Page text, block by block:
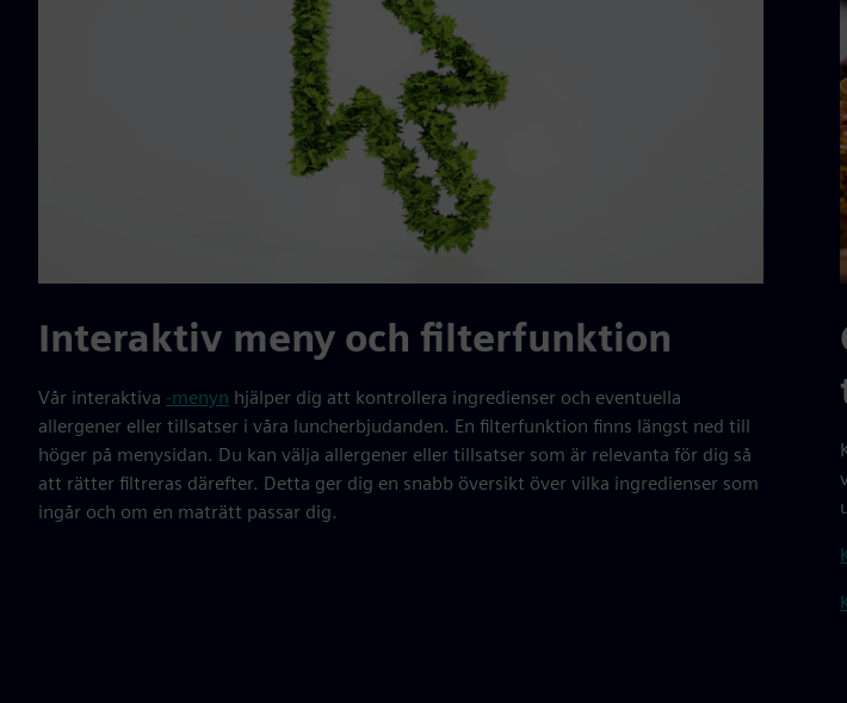
Interaktiv meny och filterfunktion
Vår interaktiva -menyn hjälper dig att kontrollera ingredienser och eventuella
allergener eller tillsatser i våra luncherbjudanden. En filterfunktion finns längst ned till
höger på menysidan. Du kan välja allergener eller tillsatser som är relevanta för dig så
att rätter filtreras därefter. Detta ger dig en snabb översikt över vilka ingredienser som
ingår och om en maträtt passar dig.